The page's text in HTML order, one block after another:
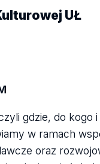
UŁ
gdzie, do kogo
w ramach
oraz